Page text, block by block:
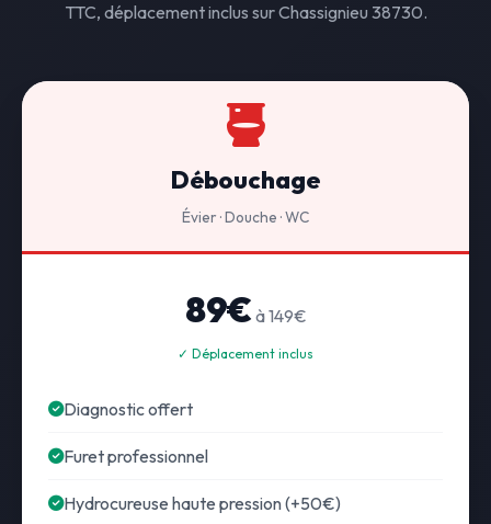
TTC, déplacement inclus sur Chassignieu 38730.
Débouchage
Évier · Douche · WC
89€ à 149€
✓ Déplacement inclus
Diagnostic offert
Furet professionnel
Hydrocureuse haute pression (+50€)